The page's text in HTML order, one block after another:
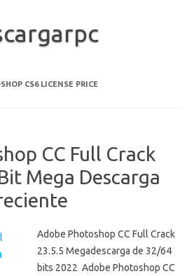
CS6 LICENSE PRICE
CC Full Crack
Mega Descarga
Adobe Photoshop CC Full Crack
23.5.5 Megadescarga de 32/64
bits 2022 Adobe Photoshop CC